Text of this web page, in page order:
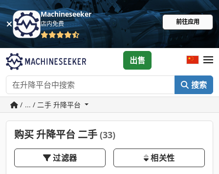
Machineseeker
店内免费 前往应用
搜索
出售
/ ... / 二手 升降平台
购买 升降平台 二手 (33)
过滤器 相关性